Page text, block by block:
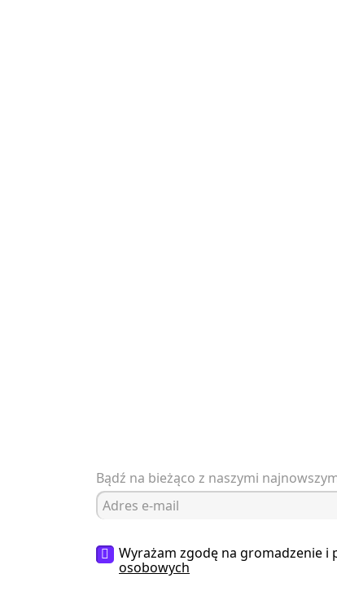
Bądź na bieżąco z naszymi
Wyrażam zgodę na gromadzenie i
osobowych